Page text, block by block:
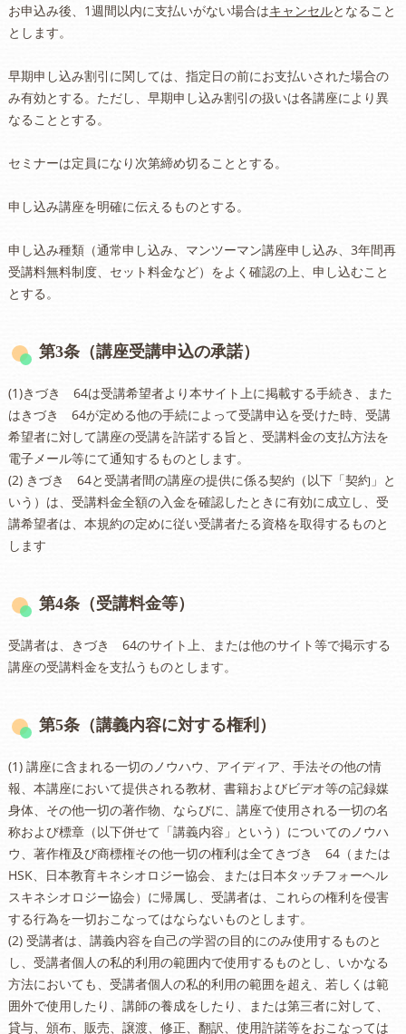
お申込み後、1週間以内に支払いがない場合はキャンセルとなること
とします。
早期申し込み割引に関しては、指定日の前にお支払いされた場合の
み有効とする。ただし、早期申し込み割引の扱いは各講座により異
なることとする。
セミナーは定員になり次第締め切ることとする。
申し込み講座を明確に伝えるものとする。
申し込み種類（通常申し込み、マンツーマン講座申し込み、3年間再
受講料無料制度、セット料金など）をよく確認の上、申し込むこと
とする。
第3条（講座受講申込の承諾）
(1)きづき 64は受講希望者より本サイト上に掲載する手続き、また
はきづき 64が定める他の手続によって受講申込を受けた時、受講
希望者に対して講座の受講を許諾する旨と、受講料金の支払方法を
電子メール等にて通知するものとします。
(2) きづき 64と受講者間の講座の提供に係る契約（以下「契約」と
いう）は、受講料金全額の入金を確認したときに有効に成立し、受
講希望者は、本規約の定めに従い受講者たる資格を取得するものと
します
第4条（受講料金等）
受講者は、きづき 64のサイト上、または他のサイト等で掲示する
講座の受講料金を支払うものとします。
第5条（講義内容に対する権利）
(1) 講座に含まれる一切のノウハウ、アイディア、手法その他の情
報、本講座において提供される教材、書籍およびビデオ等の記録媒
身体、その他一切の著作物、ならびに、講座で使用される一切の名
称および標章（以下併せて「講義内容」という）についてのノウハ
ウ、著作権及び商標権その他一切の権利は全てきづき 64（または
HSK、日本教育キネシオロジー協会、または日本タッチフォーヘル
スキネシオロジー協会）に帰属し、受講者は、これらの権利を侵害
する行為を一切おこなってはならないものとします。
(2) 受講者は、講義内容を自己の学習の目的にのみ使用するものと
し、受講者個人の私的利用の範囲内で使用するものとし、いかなる
方法においても、受講者個人の私的利用の範囲を超え、若しくは範
囲外で使用したり、講師の養成をしたり、または第三者に対して、
貸与、頒布、販売、譲渡、修正、翻訳、使用許諾等をおこなっては